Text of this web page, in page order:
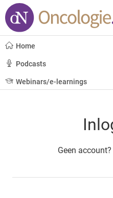
Home
Podcasts
Webinars/e-learnings
Geen account?